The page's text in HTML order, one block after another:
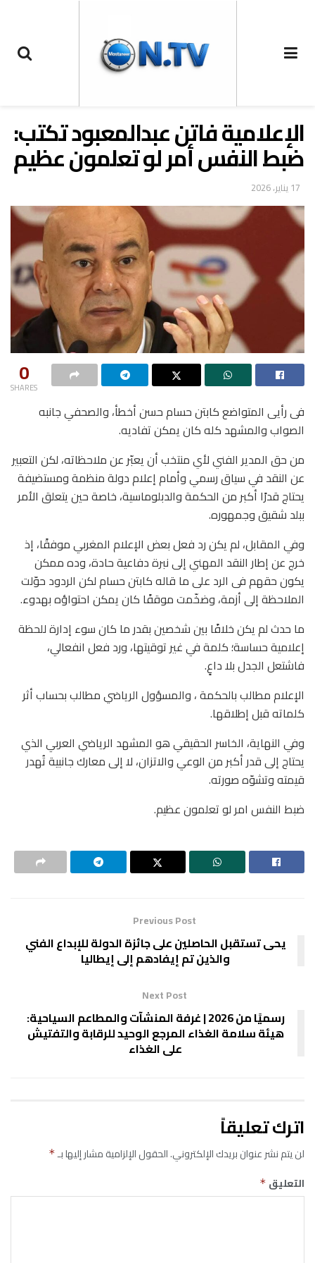
الإعلامية فاتن عبدالمعبود تكتب:
ضبط النفس أمر لو تعلمون عظيم
17 يناير، 2026
0
SHARES
فى رأيى المتواضع كابتن حسام حسن أخطأ، والصحفي جانبه
الصواب والمشهد كله كان يمكن تفاديه.
من حق المدير الفني لأي منتخب أن يعبّر عن ملاحظاته، لكن التعبير
عن النقد في سياق رسمي وأمام إعلام دولة منظمة ومستضيفة
يحتاج قدرًا أكبر من الحكمة والدبلوماسية، خاصة حين يتعلق الأمر
ببلد شقيق وجمهوره.
وفي المقابل، لم يكن رد فعل بعض الإعلام المغربي موفقًا، إذ
خرج عن إطار النقد المهني إلى نبرة دفاعية حادة، وده ممكن
يكون حقهم فى الرد على ما قاله كابتن حسام لكن الردود حوّلت
الملاحظة إلى أزمة، وضخّمت موقفًا كان يمكن احتواؤه بهدوء.
ما حدث لم يكن خلافًا بين شخصين بقدر ما كان سوء إدارة للحظة
إعلامية حساسة؛ كلمة في غير توقيتها، ورد فعل انفعالي،
فاشتعل الجدل بلا داعٍ.
الإعلام مطالب بالحكمة ، والمسؤول الرياضي مطالب بحساب أثر
كلماته قبل إطلاقها.
وفي النهاية، الخاسر الحقيقي هو المشهد الرياضي العربي الذي
يحتاج إلى قدر أكبر من الوعي والاتزان، لا إلى معارك جانبية تُهدر
قيمته وتشوّه صورته.
ضبط النفس امر لو تعلمون عظيم.
Previous Post
يحى تستقبل الحاصلين على جائزة الدولة للإبداع الفني
والذين تم إيفادهم إلى إيطاليا
Next Post
رسميًا من 2026 | غرفة المنشآت والمطاعم السياحية:
هيئة سلامة الغذاء المرجع الوحيد للرقابة والتفتيش
على الغذاء
اترك تعليقاً
لن يتم نشر عنوان بريدك الإلكتروني.الحقول الإلزامية مشار إليها بـ*
التعليق *